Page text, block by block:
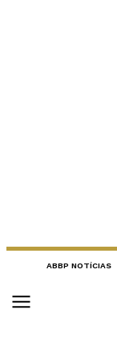
ABBP NOTÍCIAS